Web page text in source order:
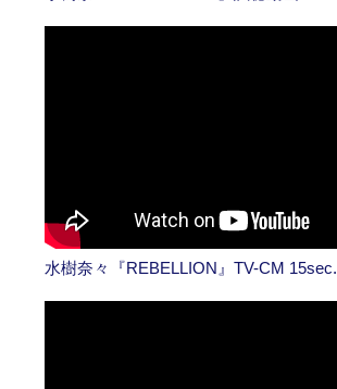
水樹奈々『REBELLION』TV-CM 15sec.